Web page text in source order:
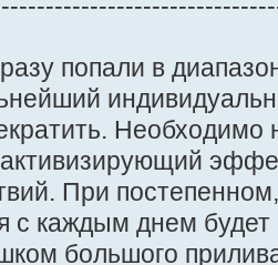
попали в
При
с каждым днем будет
большого